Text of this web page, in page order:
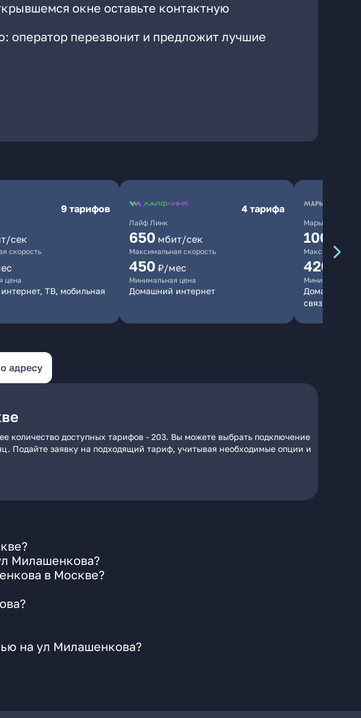
окне оставьте контактную
оператор перезвонит и предложит лучшие
9 тарифов
сек
скорость
цена
ТВ, мобильная
Лайф Линк
4 тарифа
650 мбит/сек
Максимальная скорость
450 ₽/мес
Минимальная цена
Домашний интернет
Марьино.нет
10000
Максимальная
420
Минимальная
Домашний
связь
адресу
количество доступных тарифов - 203. Вы можете выбрать подключение
Подайте заявку на подходящий тариф, учитывая необходимые опции и
Милашенкова?
в Москве?
на ул Милашенкова?